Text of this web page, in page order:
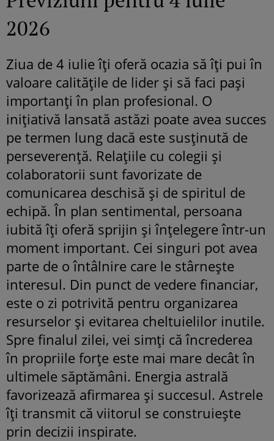
2026
Ziua de 4 iulie îți oferă ocazia să îți pui în
valoare calitățile de lider și să faci pași
importanți în plan profesional. O
inițiativă lansată astăzi poate avea succes
pe termen lung dacă este susținută de
perseverență. Relațiile cu colegii și
colaboratorii sunt favorizate de
comunicarea deschisă și de spiritul de
echipă. În plan sentimental, persoana
iubită îți oferă sprijin și înțelegere într-un
moment important. Cei singuri pot avea
parte de o întâlnire care le stârnește
interesul. Din punct de vedere financiar,
este o zi potrivită pentru organizarea
resurselor și evitarea cheltuielilor inutile.
Spre finalul zilei, vei simți că încrederea
în propriile forțe este mai mare decât în
ultimele săptămâni. Energia astrală
favorizează afirmarea și succesul. Astrele
îți transmit că viitorul se construiește
prin decizii inspirate.